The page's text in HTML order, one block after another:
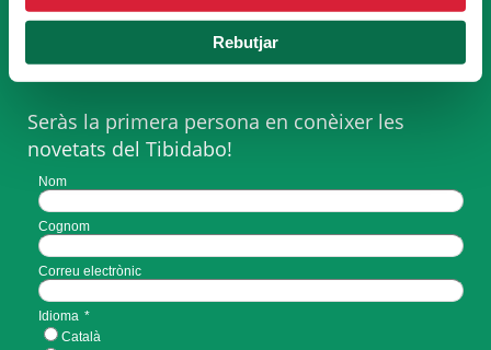
Rebutjar
SUBSCRIU-TE A LA
NEWSLETTER
Seràs la primera persona en conèixer les
novetats del Tibidabo!